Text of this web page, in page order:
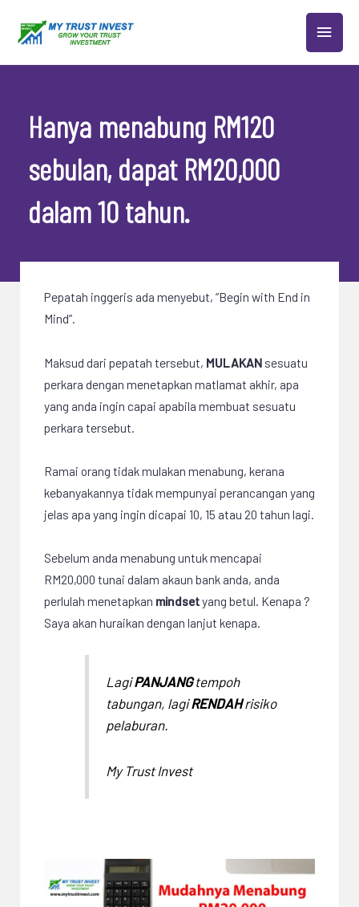
MAIN
Hanya menabung RM120
sebulan, dapat RM20,000
dalam 10 tahun.
Pepatah inggeris ada menyebut, “Begin with End in
Mind”.
Maksud dari pepatah tersebut, MULAKAN sesuatu
perkara dengan menetapkan matlamat akhir, apa
yang anda ingin capai apabila membuat sesuatu
perkara tersebut.
Ramai orang tidak mulakan menabung, kerana
kebanyakannya tidak mempunyai perancangan yang
jelas apa yang ingin dicapai 10, 15 atau 20 tahun lagi.
Sebelum anda menabung untuk mencapai
RM20,000 tunai dalam akaun bank anda, anda
perlulah menetapkan mindsetyang betul. Kenapa ?
Saya akan huraikan dengan lanjut kenapa.
LagiPANJANGtempoh
tabungan, lagiRENDAHrisiko
pelaburan.
My Trust Invest